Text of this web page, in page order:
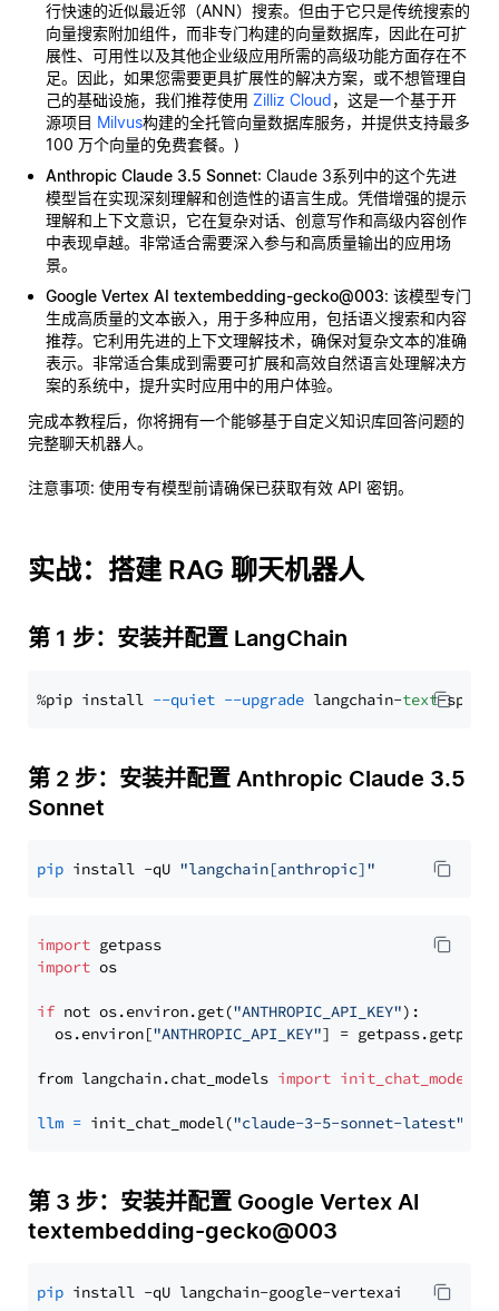
行快速的近似最近邻（ANN）搜索。但由于它只是传统搜索的
向量搜索附加组件，而非专门构建的向量数据库，因此在可扩
展性、可用性以及其他企业级应用所需的高级功能方面存在不
足。因此，如果您需要更具扩展性的解决方案，或不想管理自
己的基础设施，我们推荐使用 Zilliz Cloud，这是一个基于开
源项目 Milvus构建的全托管向量数据库服务，并提供支持最多
100 万个向量的免费套餐。)
Anthropic Claude 3.5 Sonnet: Claude 3系列中的这个先进
模型旨在实现深刻理解和创造性的语言生成。凭借增强的提示
理解和上下文意识，它在复杂对话、创意写作和高级内容创作
中表现卓越。非常适合需要深入参与和高质量输出的应用场
景。
Google Vertex AI textembedding-gecko@003: 该模型专门
生成高质量的文本嵌入，用于多种应用，包括语义搜索和内容
推荐。它利用先进的上下文理解技术，确保对复杂文本的准确
表示。非常适合集成到需要可扩展和高效自然语言处理解决方
案的系统中，提升实时应用中的用户体验。
完成本教程后，你将拥有一个能够基于自定义知识库回答问题的
完整聊天机器人。
注意事项: 使用专有模型前请确保已获取有效 API 密钥。
实战：搭建 RAG 聊天机器人
第 1 步：安装并配置 LangChain
%pip install --quiet --upgrade langchain-text
第 2 步：安装并配置 Anthropic Claude 3.5
Sonnet
pip install -qU "langchain[anthropic]"
import
import os
if not os.environ.get("ANTHROPIC_API_KEY"):
  os.environ[
"ANTHROPIC_API_KEY"] = getpass.getpass(
from langchain.chat_models import init_chat_model
llm = init_chat_model("claude-3-5-sonnet-latest"
第 3 步：安装并配置 Google Vertex AI
textembedding-gecko@003
pip